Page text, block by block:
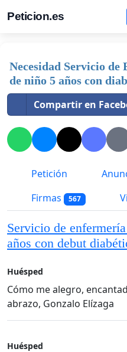
Peticion.es
Necesidad Servicio
de niño 5 años con
Compartir en
Petición
Firmas 567
Servicio de
años con debut
Huésped
Cómo me alegro,
abrazo, Gonzalo Elízaga
Huésped